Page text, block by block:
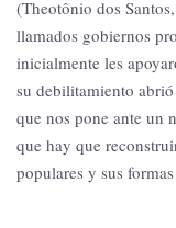
(Theotônio dos
llamados gobiernos
inicialmente les
su debilitamiento
que nos pone ante un
que hay que
populares y sus